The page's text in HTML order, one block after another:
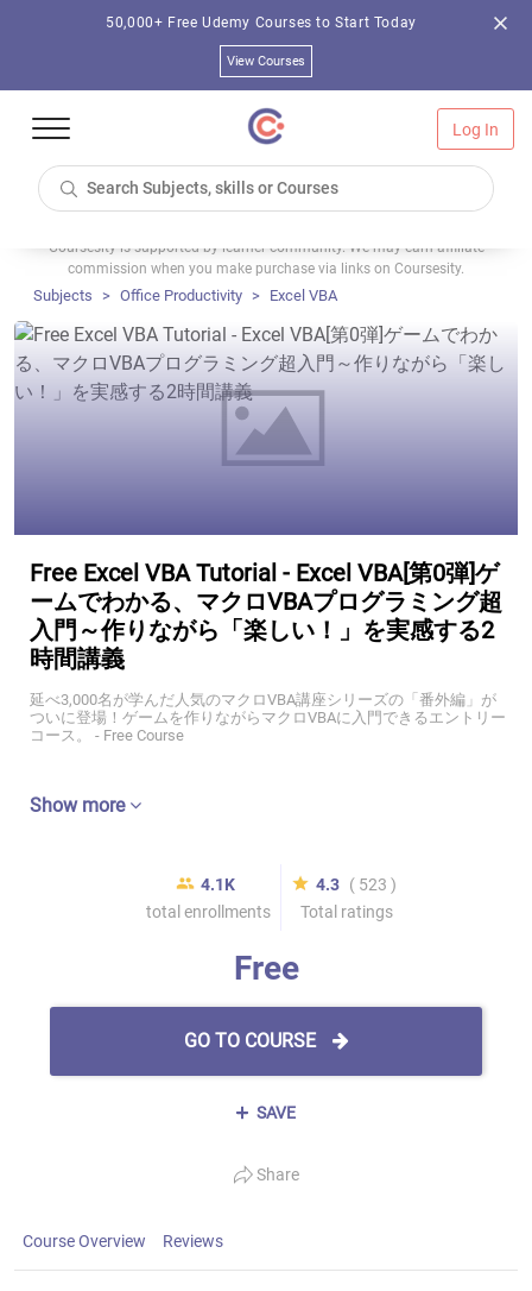
50,000+ Free Udemy Courses to Start Today
View Courses
Log In
Coursesity is supported by learner community. We may earn affiliate
commission when you make purchase via links on Coursesity.
Subjects Office Productivity Excel VBA
Free Excel VBA Tutorial - Excel VBA[第0弾]ゲ
ームでわかる、マクロVBAプログラミング超
入門～作りながら「楽しい！」を実感する2
時間講義
延べ3,000名が学んだ人気のマクロVBA講座シリーズの「番外編」が
ついに登場！ゲームを作りながらマクロVBAに入門できるエントリー
コース。 - Free Course
Show more
4.1K
total enrollments
4.3 ( 523 )
Total ratings
Free
GO TO COURSE
SAVE
Share
Course Overview Reviews